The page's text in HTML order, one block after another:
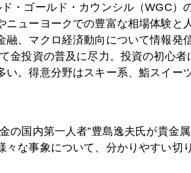
いつまで続くトランプ相場
トランプリスクの注意点を解説
・ゴールド・カウンシル（WGC）
ニューヨークでの豊富な相場体験と
融、マクロ経済動向について情報発
金投資の普及に尽力。投資の初心
い。得意分野はスキー系、鮨スイー
の国内第一人者”豊島逸夫氏が貴金
々な事象について、分かりやすい切